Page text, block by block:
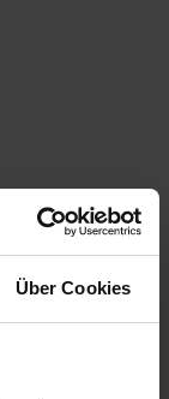
Über Cookies